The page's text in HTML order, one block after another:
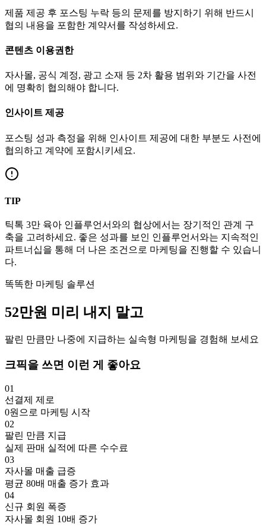
제품 제공 후 포스팅 누락 등의 문제를 방지하기 위해 반드시
협의 내용을 포함한 계약서를 작성하세요.
콘텐츠 이용권한
자사몰, 공식 계정, 광고 소재 등 2차 활용 범위와 기간을 사전
에 명확히 협의해야 합니다.
인사이트 제공
포스팅 성과 측정을 위해 인사이트 제공에 대한 부분도 사전에
협의하고 계약에 포함시키세요.
TIP
틱톡 3만 육아 인플루언서와의 협상에서는 장기적인 관계 구
축을 고려하세요. 좋은 성과를 보인 인플루언서와는 지속적인
파트너십을 통해 더 나은 조건으로 마케팅을 진행할 수 있습니
다.
똑똑한 마케팅 솔루션
52만원 미리 내지 말고
팔린 만큼만 나중에 지급하는 실속형 마케팅을 경험해 보세요
크픽을 쓰면 이런 게 좋아요
01
선결제 제로
0원으로 마케팅 시작
02
팔린 만큼 지급
실제 판매 실적에 따른 수수료
03
자사몰 매출 급증
평균 80배 매출 증가 효과
04
신규 회원 폭증
자사몰 회원 10배 증가